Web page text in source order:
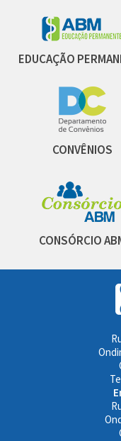
EDUCAÇÃO
CONVÊNIOS
CONSÓRCIO